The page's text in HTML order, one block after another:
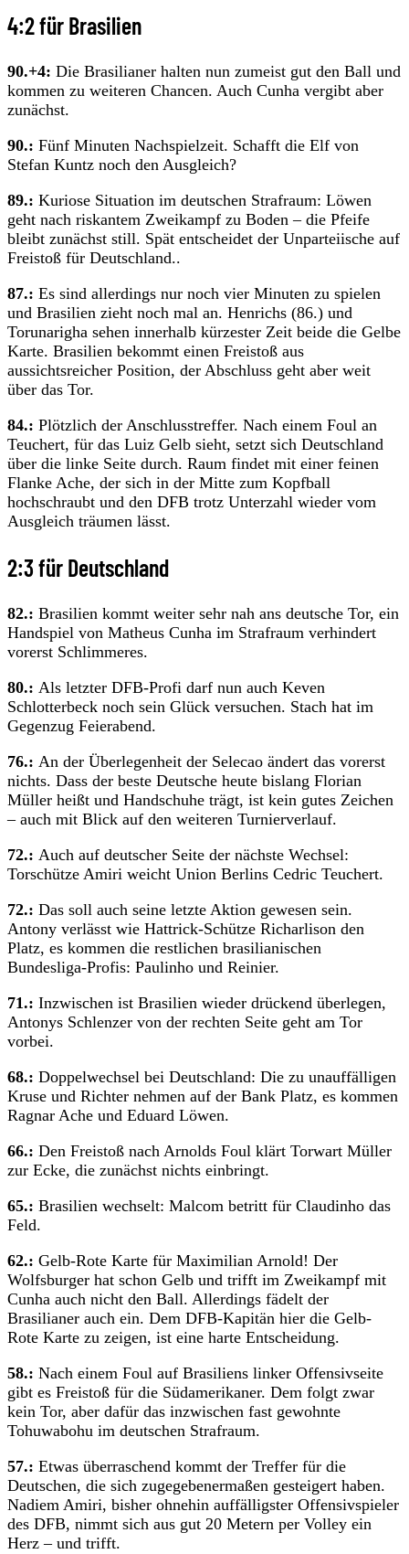
4:2 für Brasilien
90.+4: Die Brasilianer halten nun zumeist gut den Ball und
kommen zu weiteren Chancen. Auch Cunha vergibt aber
zunächst.
90.: Fünf Minuten Nachspielzeit. Schafft die Elf von
Stefan Kuntz noch den Ausgleich?
89.: Kuriose Situation im deutschen Strafraum: Löwen
geht nach riskantem Zweikampf zu Boden – die Pfeife
bleibt zunächst still. Spät entscheidet der Unparteiische auf
Freistoß für Deutschland..
87.: Es sind allerdings nur noch vier Minuten zu spielen
und Brasilien zieht noch mal an. Henrichs (86.) und
Torunarigha sehen innerhalb kürzester Zeit beide die Gelbe
Karte. Brasilien bekommt einen Freistoß aus
aussichtsreicher Position, der Abschluss geht aber weit
über das Tor.
84.: Plötzlich der Anschlusstreffer. Nach einem Foul an
Teuchert, für das Luiz Gelb sieht, setzt sich Deutschland
über die linke Seite durch. Raum findet mit einer feinen
Flanke Ache, der sich in der Mitte zum Kopfball
hochschraubt und den DFB trotz Unterzahl wieder vom
Ausgleich träumen lässt.
2:3 für Deutschland
82.: Brasilien kommt weiter sehr nah ans deutsche Tor, ein
Handspiel von Matheus Cunha im Strafraum verhindert
vorerst Schlimmeres.
80.: Als letzter DFB-Profi darf nun auch Keven
Schlotterbeck noch sein Glück versuchen. Stach hat im
Gegenzug Feierabend.
76.: An der Überlegenheit der Selecao ändert das vorerst
nichts. Dass der beste Deutsche heute bislang Florian
Müller heißt und Handschuhe trägt, ist kein gutes Zeichen
– auch mit Blick auf den weiteren Turnierverlauf.
72.: Auch auf deutscher Seite der nächste Wechsel:
Torschütze Amiri weicht Union Berlins Cedric Teuchert.
72.: Das soll auch seine letzte Aktion gewesen sein.
Antony verlässt wie Hattrick-Schütze Richarlison den
Platz, es kommen die restlichen brasilianischen
Bundesliga-Profis: Paulinho und Reinier.
71.: Inzwischen ist Brasilien wieder drückend überlegen,
Antonys Schlenzer von der rechten Seite geht am Tor
vorbei.
68.: Doppelwechsel bei Deutschland: Die zu unauffälligen
Kruse und Richter nehmen auf der Bank Platz, es kommen
Ragnar Ache und Eduard Löwen.
66.: Den Freistoß nach Arnolds Foul klärt Torwart Müller
zur Ecke, die zunächst nichts einbringt.
65.: Brasilien wechselt: Malcom betritt für Claudinho das
Feld.
62.: Gelb-Rote Karte für Maximilian Arnold! Der
Wolfsburger hat schon Gelb und trifft im Zweikampf mit
Cunha auch nicht den Ball. Allerdings fädelt der
Brasilianer auch ein. Dem DFB-Kapitän hier die Gelb-
Rote Karte zu zeigen, ist eine harte Entscheidung.
58.: Nach einem Foul auf Brasiliens linker Offensivseite
gibt es Freistoß für die Südamerikaner. Dem folgt zwar
kein Tor, aber dafür das inzwischen fast gewohnte
Tohuwabohu im deutschen Strafraum.
57.: Etwas überraschend kommt der Treffer für die
Deutschen, die sich zugegebenermaßen gesteigert haben.
Nadiem Amiri, bisher ohnehin auffälligster Offensivspieler
des DFB, nimmt sich aus gut 20 Metern per Volley ein
Herz – und trifft.